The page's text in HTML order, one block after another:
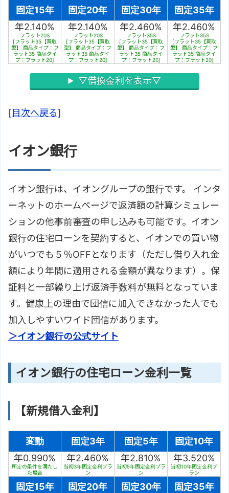
固定15年 固定20年 固定30年
固定35年
年2.140%
フラット20S
[フラット35【買取
型】 商品タイプ：フ
ラット35 商品タイ
プ：フラット20]
年2.140%
フラット20S
[フラット35【買取
型】 商品タイプ：フ
ラット35 商品タイ
プ：フラット20]
年2.460%
フラット35S
[フラット35【買取
型】 商品タイプ：フ
ラット35 商品タイ
プ：フラット20]
年2.460%
フラット35S
[フラット35【買取
型】 商品タイプ：フ
ラット35 商品タイ
プ：フラット20]
▽借換金利を表示▽
[目次へ戻る]
イオン銀行
イオン銀行は、イオングループの銀行です。 インタ
ーネットのホームページで返済額の計算シミュレー
ションの他事前審査の申し込みも可能です。イオン
銀行の住宅ローンを契約すると、イオンでの買い物
がいつでも５％OFFとなります（ただし借り入れ金
額により年間に適用される金額が異なります）。保
証料と一部繰り上げ返済手数料が無料となっていま
す。健康上の理由で団信に加入できなかった人でも
加入しやすいワイド団信があります。
＞イオン銀行の公式サイト
イオン銀行の住宅ローン金利一覧
【新規借入金利】
変動 固定3年 固定5年
固定10年
年0.990%
所定の条件を満たし
た場合
年2.460%
当初3年固定金利プラ
ン
年2.810%
当初5年固定金利プラ
ン
年3.520%
当初10年固定金利プ
ラン
固定15年 固定20年 固定30年
固定35年